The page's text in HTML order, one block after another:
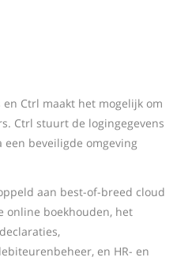
Ctrl maakt het mogelijk om
Ctrl stuurt de logingegevens
beveiligde omgeving
aan best-of-breed cloud
online boekhouden, het
en HR- en